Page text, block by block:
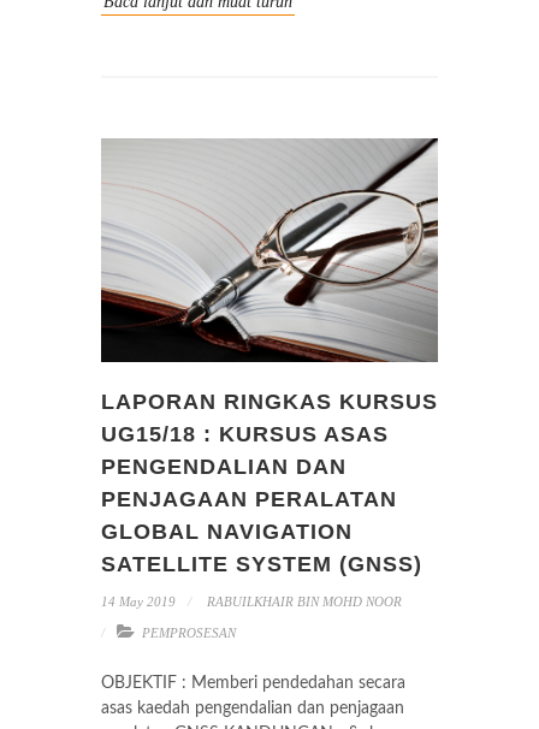
LAPORAN RINGKAS KURSUS
UG15/18 : KURSUS ASAS
PENGENDALIAN DAN
PENJAGAAN PERALATAN
GLOBAL NAVIGATION
SATELLITE SYSTEM (GNSS)
14 May 2019 RABUILKHAIR BIN MOHD NOOR
PEMPROSESAN
OBJEKTIF : Memberi pendedahan secara
asas kaedah pengendalian dan penjagaan